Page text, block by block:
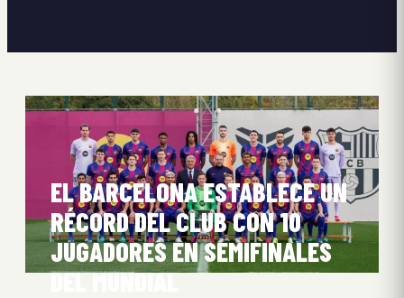
EL BARCELONA ESTABLECE UN
RÉCORD DEL CLUB CON 10
JUGADORES EN SEMIFINALES
DEL MUNDIAL